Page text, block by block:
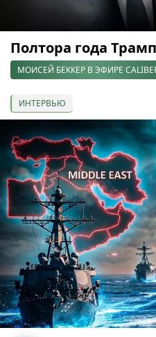
Полтора года
МОИСЕЙ БЕККЕР В ЭФИРЕ
ИНТЕРВЬЮ